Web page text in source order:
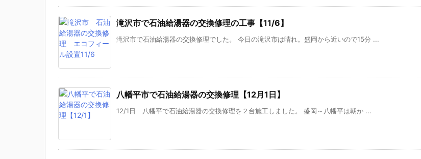
滝沢市で石油給湯器の交換修理の工事【11/6】
滝沢市で石油給湯器の交換修理でした。 今日の滝沢市は晴れ。盛岡から近いので15分 ...
八幡平市で石油給湯器の交換修理【12月1日】
12/1日 八幡平で石油給湯器の交換修理を２台施工しました。 盛岡～八幡平は朝か ...